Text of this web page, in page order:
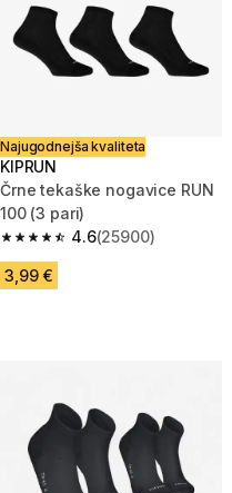
Najugodnejša kvaliteta
KIPRUN
Črne tekaške nogavice RUN
100 (3 pari)
4.6
4.6 od 5 zvezdic from 25900
(25900)
3,99 €